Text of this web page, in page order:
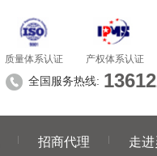
质量体系认证 产权体系认证
全国服务热线:
招商代理 走